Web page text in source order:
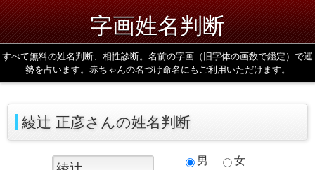
字画姓名判断
すべて無料の姓名判断、相性診断。名前の字画（旧字体の画数で鑑定）で運
勢を占います。赤ちゃんの名づけ命名にもご利用いただけます。
綾辻 正彦さんの姓名判断
男 女